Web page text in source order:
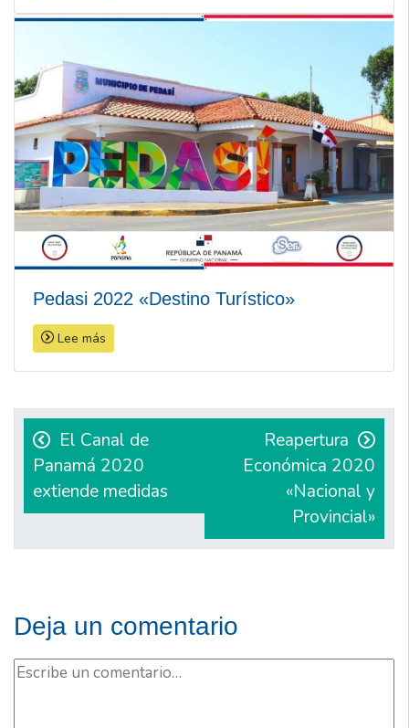
Pedasi 2022 «Destino Turístico»
Lee más
Navegación
de
entradas
El Canal de
Panamá 2020
extiende medidas
Reapertura
Económica 2020
«Nacional y
Provincial»
Deja un comentario